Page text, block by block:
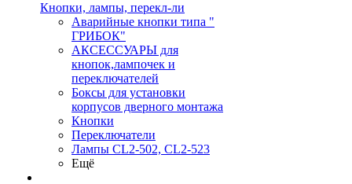
Кнопки, лампы, перекл-ли
Аварийные кнопки типа "
ГРИБОК"
АКСЕССУАРЫ для
кнопок,лампочек и
переключателей
Боксы для установки
корпусов дверного монтажа
Кнопки
Переключатели
Лампы CL2-502, CL2-523
Ещё